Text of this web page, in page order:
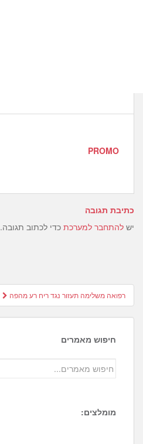
PROMO
כתיבת תגובה
יש להתחבר למערכת כדי לכתוב תגובה.
רפואה משלימה תעזור נגד ריח רע מהפה
חיפוש מאמרים
מומלצים: